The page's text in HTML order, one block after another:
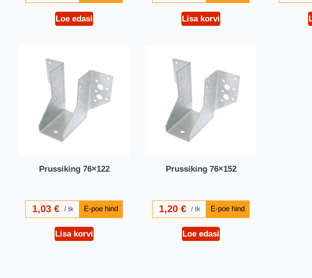
Loe edasi Lisa korvi
Prussiking 76×122
1,03€ tk
Lisa korvi
Prussiking 76×152
1,20€ tk
Loe edasi